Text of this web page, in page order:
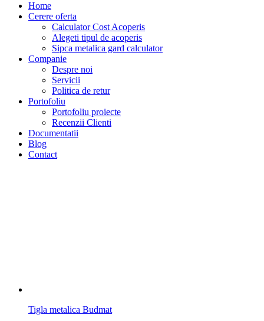
Home
Cerere oferta
Calculator Cost Acoperis
Alegeti tipul de acoperis
Sipca metalica gard calculator
Companie
Despre noi
Servicii
Politica de retur
Portofoliu
Portofoliu proiecte
Recenzii Clienti
Documentatii
Blog
Contact
Tigla metalica Budmat